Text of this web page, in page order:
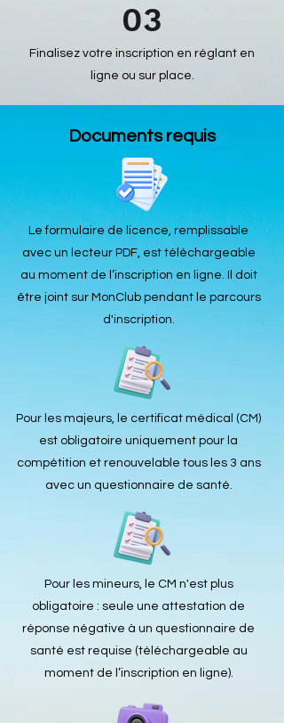
03
Finalisez votre inscription en réglant en
ligne ou sur place.
Documents requis
Le formulaire de licence, remplissable
avec un lecteur PDF, est téléchargeable
au moment de l’inscription en ligne. Il doit
être joint sur MonClub pendant le parcours
d'inscription.
Pour les majeurs, le certificat médical (CM)
est obligatoire uniquement pour la
compétition et renouvelable tous les 3 ans
avec un questionnaire de santé.
Pour les mineurs, le CM n'est plus
obligatoire : seule une attestation de
réponse négative à un questionnaire de
santé est requise (téléchargeable au
moment de l’inscription en ligne).